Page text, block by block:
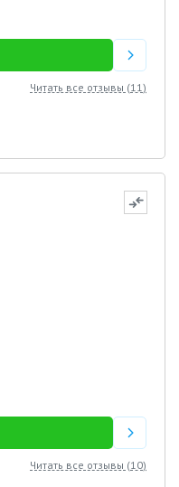
Читать все отзывы (11)
Читать все отзывы (10)